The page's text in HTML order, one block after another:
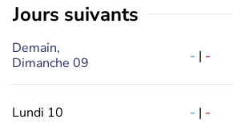
jours suivants
Demain,
Dimanche 09
- | -
Lundi 10 - | -